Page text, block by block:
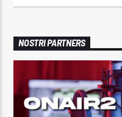
NOSTRI PARTNERS